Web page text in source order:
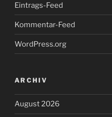
Eintrags-Feed
Kommentar-Feed
WordPress.org
ARCHIV
August 2026